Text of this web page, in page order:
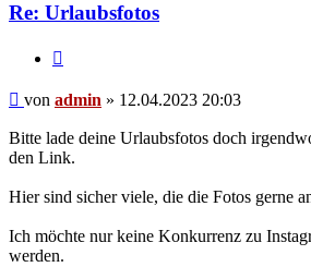
Re: Urlaubsfotos
Beitrag
von admin » 12.04.2023 20:03
Bitte lade deine Urlaubsfotos doch
den Link.
Hier sind sicher viele, die die Fotos gerne
Ich möchte nur keine Konkurrenz zu
werden.